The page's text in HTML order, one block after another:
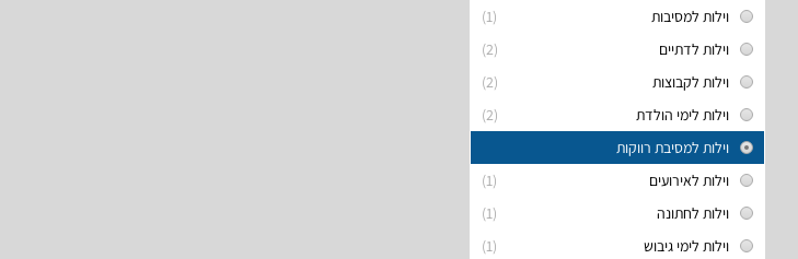
(1)
וילות למסיבות
(2)
וילות לדתיים
(2)
וילות לקבוצות
(2)
וילות לימי הולדת
וילות למסיבת רווקות
(1)
וילות לאירועים
(1)
וילות לחתונה
(1)
וילות לימי גיבוש